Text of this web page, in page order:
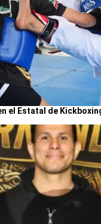
el Estatal de